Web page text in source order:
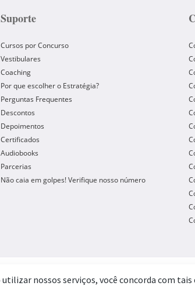
Suporte
Cursos por Concurso
Vestibulares
Coaching
Por que escolher o Estratégia?
Perguntas Frequentes
Descontos
Depoimentos
Certificados
Audiobooks
Parcerias
Não caia em golpes! Verifique nosso número